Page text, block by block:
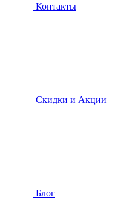
Контакты
Скидки и Акции
Блог